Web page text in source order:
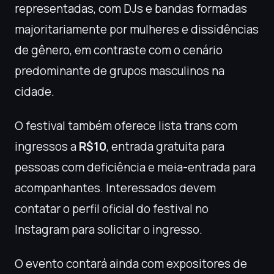
representadas, com DJs e bandas formadas
majoritariamente por mulheres e dissidências
de gênero, em contraste com o cenário
predominante de grupos masculinos na
cidade.
O festival também oferece lista trans com
ingressos aR$10, entrada gratuita para
pessoas com deficiência e meia-entrada para
acompanhantes. Interessados devem
contatar o perfil oficial do festival no
Instagram para solicitar o ingresso.
O evento contará ainda com expositores de